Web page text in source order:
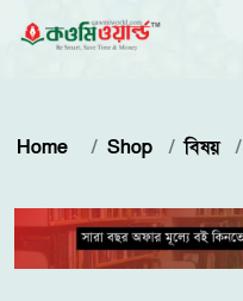
Home Shop বিষয়